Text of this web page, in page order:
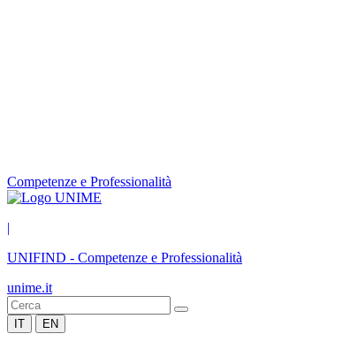
Competenze e Professionalità
|
UNIFIND - Competenze e Professionalità
unime.it
IT EN